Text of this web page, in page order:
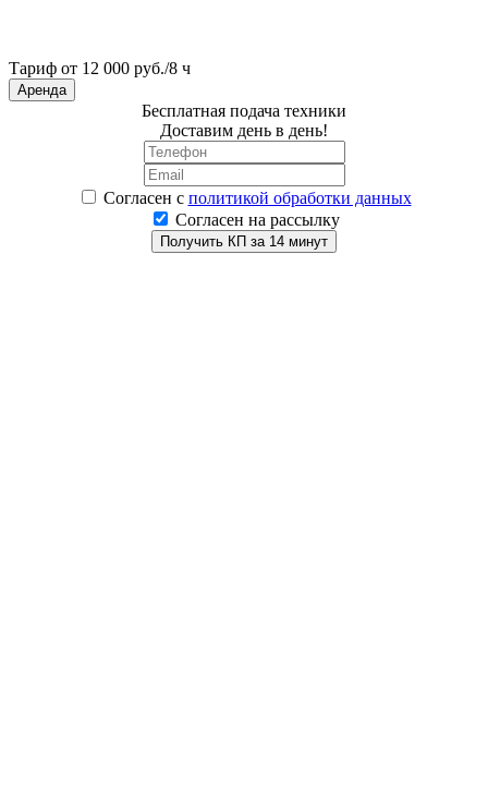
Тариф от 12 000 руб./8 ч
Аренда
Бесплатная подача техники
Доставим день в день!
Согласен с политикой обработки данных
Согласен на рассылку
Получить КП за 14 минут